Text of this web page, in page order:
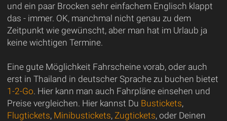
und ein paar Brocken sehr einfachem Englisch klappt
das - immer. OK, manchmal nicht genau zu dem
Zeitpunkt wie gewünscht, aber man hat im Urlaub ja
keine wichtigen Termine.
Eine gute Möglichkeit Fahrscheine vorab, oder auch
erst in Thailand in deutscher Sprache zu buchen bietet
1-2-Go. Hier kann man auch Fahrpläne einsehen und
Preise vergleichen. Hier kannst Du Bustickets,
Flugtickets, Minibustickets, Zugtickets, oder Deinen